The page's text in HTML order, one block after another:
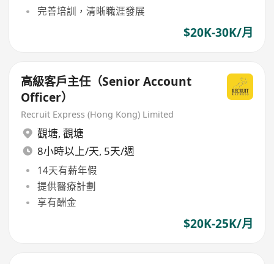
完善培訓，清晰職涯發展
$20K-30K/月
高級客戶主任（Senior Account
Officer）
Recruit Express (Hong Kong) Limited
觀塘, 觀塘
8小時以上/天, 5天/週
14天有薪年假
提供醫療計劃
享有酬金
$20K-25K/月